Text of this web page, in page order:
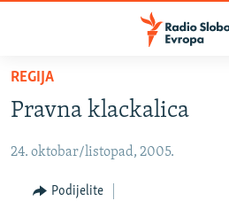
Pređite
glavni
Pređite
SRBIJA
KOSOVO
REGIJA
Pravna klackalica
24. oktobar/listopad, 2005.
Podijelite